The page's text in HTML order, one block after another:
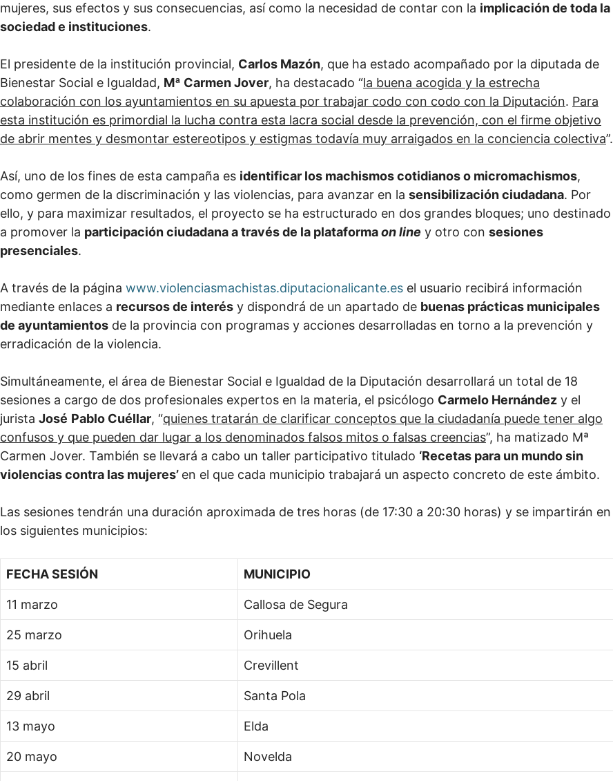
mujeres, sus efectos y sus consecuencias, así como la necesidad de contar con la implicación de toda la
sociedad e instituciones.
El presidente de la institución provincial, Carlos Mazón, que ha estado acompañado por la diputada de
Bienestar Social e Igualdad, Mª Carmen Jover, ha destacado “la buena acogida y la estrecha
colaboración con los ayuntamientos en su apuesta por trabajar codo con codo con la Diputación. Para
esta institución es primordial la lucha contra esta lacra social desde la prevención, con el firme objetivo
de abrir mentes y desmontar estereotipos y estigmas todavía muy arraigados en la conciencia colectiva”.
Así, uno de los fines de esta campaña es identificar los machismos cotidianos o micromachismos,
como germen de la discriminación y las violencias, para avanzar en la sensibilización ciudadana. Por
ello, y para maximizar resultados, el proyecto se ha estructurado en dos grandes bloques; uno destinado
a promover la participación ciudadana a través de la plataformaon line y otro con sesiones
presenciales.
A través de la página www.violenciasmachistas.diputacionalicante.es el usuario recibirá información
mediante enlaces a recursos de interés y dispondrá de un apartado de buenas prácticas municipales
de ayuntamientos de la provincia con programas y acciones desarrolladas en torno a la prevención y
erradicación de la violencia.
Simultáneamente, el área de Bienestar Social e Igualdad de la Diputación desarrollará un total de 18
sesiones a cargo de dos profesionales expertos en la materia, el psicólogo Carmelo Hernández y el
jurista José Pablo Cuéllar, “quienes tratarán de clarificar conceptos que la ciudadanía puede tener algo
confusos y que pueden dar lugar a los denominados falsos mitos o falsas creencias”, ha matizado Mª
Carmen Jover. También se llevará a cabo un taller participativo titulado ‘Recetas para un mundo sin
violencias contra las mujeres’ en el que cada municipio trabajará un aspecto concreto de este ámbito.
Las sesiones tendrán una duración aproximada de tres horas (de 17:30 a 20:30 horas) y se impartirán en
los siguientes municipios:
FECHA SESIÓN MUNICIPIO
11 marzo Callosa de Segura
25 marzo Orihuela
15 abril Crevillent
29 abril Santa Pola
13 mayo Elda
20 mayo Novelda